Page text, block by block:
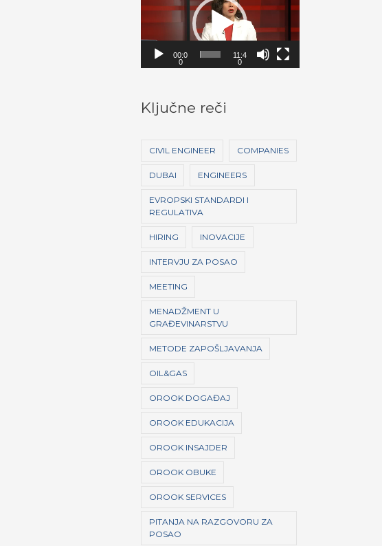
i
o
l
00:0
0
11:4
0
Ključne reči
CIVIL ENGINEER COMPANIES
DUBAI ENGINEERS
EVROPSKI STANDARDI I
REGULATIVA
HIRING INOVACIJE
INTERVJU ZA POSAO
MEETING
MENADŽMENT U
GRAĐEVINARSTVU
METODE ZAPOŠLJAVANJA
OIL&GAS
OROOK DOGAĐAJ
OROOK EDUKACIJA
OROOK INSAJDER
OROOK OBUKE
OROOK SERVICES
PITANJA NA RAZGOVORU ZA
POSAO